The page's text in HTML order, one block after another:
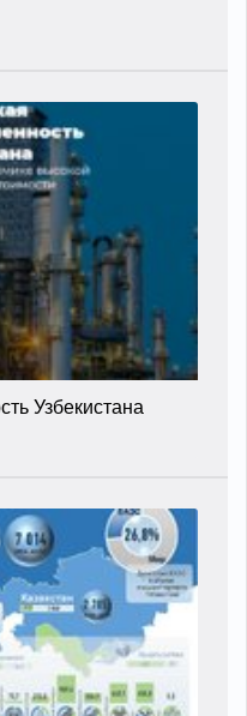
Узбекистана